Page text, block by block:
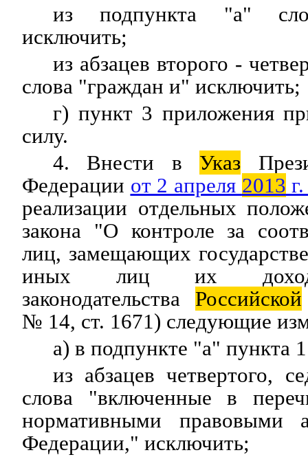
из подпункта "а"
исключить;
из абзацев второго -
слова "граждан и" исключить;
г) пункт 3 приложения
силу.
4. Внести в Указ
Федерации от 2 апреля 2013
реализации отдельных
закона "О контроле за
лиц, замещающих
иных лиц их
законодательства Российской
№ 14, ст. 1671) следующие
а) в подпункте "а" пункта
из абзацев четвертого,
слова "включенные в
нормативными правовыми
Федерации," исключить;